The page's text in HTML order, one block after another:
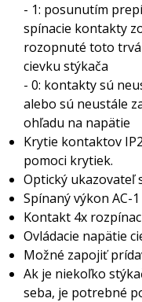
- 1: posunutím
spínacie kontakty
rozopnuté toto
cievku stýkača
- 0: kontakty sú
alebo sú neustále
ohľadu na napätie
Krytie kontaktov
pomoci krytiek.
Optický ukazovateľ
Spínaný výkon AC-
Kontakt 4x
Ovládacie napätie
Možné zapojiť
Ak je niekoľko
seba, je potrebné